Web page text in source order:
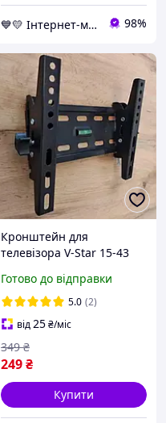
💙💛 Інтернет-магазин Non-Stop 🎁% 🚚 ⤵ 98%
Кронштейн для
телевізора V-Star 15-43
телевізора
Готово до відправки
5.0 (2)
від25₴/міс
249₴
349 ₴
Купити